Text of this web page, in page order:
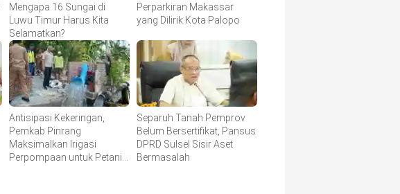
Mengapa 16 Sungai di
Luwu Timur Harus Kita
Selamatkan?
Perparkiran Makassar
yang Dilirik Kota Palopo
Antisipasi Kekeringan,
Pemkab Pinrang
Maksimalkan Irigasi
Perpompaan untuk Petani
Separuh Tanah Pemprov
Belum Bersertifikat, Pansus
DPRD Sulsel Sisir Aset
Bermasalah